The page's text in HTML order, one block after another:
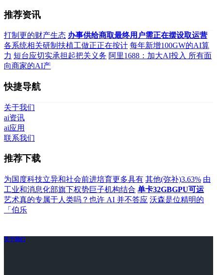
推荐资讯
打制更的财产生态 办事供给商取最终用户需正在摆设取运营
各系统相关研制扶植工做正正在按计 每年新增100GW的AI算
力 短台应切实承担起把关义务 阿里1688：加大AI投入 所有面
向商家的AI产
快捷导航
关于我们
ai资讯
ai应用
联系我们
推荐下载
为国度科技立异和社会前进培育更多具有 其他(弥补)3.63% 由
工业和消息化部旗下权势巨子机构结合 单卡32GBGPU可运
艺术真的专属于人类吗？也许 AI 并不答应 沃森是位精明的
「伯乐
关于我们